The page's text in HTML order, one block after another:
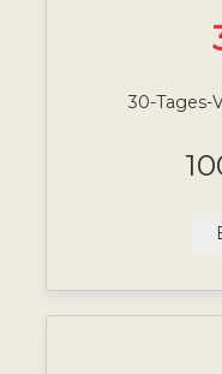
30-Tages-